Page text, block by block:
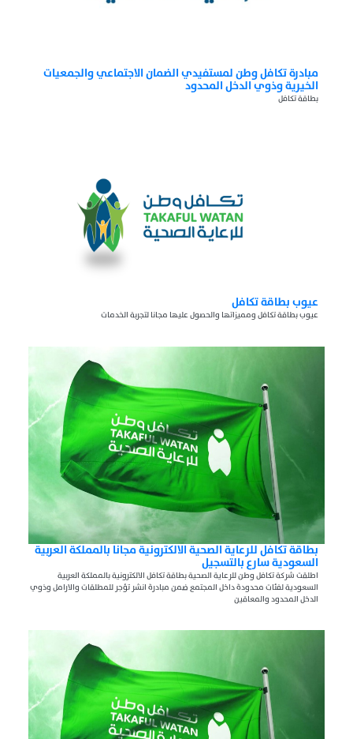
مبادرة تكافل وطن لمستفيدي الضمان الاجتماعي والجمعيات
الخيرية وذوي الدخل المحدود
بطاقة تكافل
عيوب بطاقة تكافل
عيوب بطاقة تكافل ومميزاتها والحصول عليها مجانا لتجربة الخدمات
بطاقة تكافل للرعاية الصحية الالكترونية مجانا بالمملكة العربية
السعودية سارع بالتسجيل
اطلقت شركة تكافل وطن للرعاية الصحية بطاقة تكافل الالكترونية بالمملكة العربية
السعودية لفئات محدودة داخل المجتمع ضمن مبادرة انشر تؤجر للمطلقات والارامل وذوي
الدخل المحدود والمعاقين